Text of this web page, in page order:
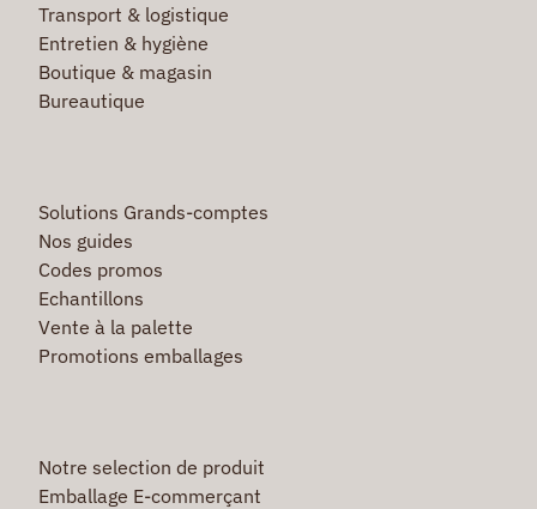
Transport & logistique
Entretien & hygiène
Boutique & magasin
Bureautique
Solutions Grands-comptes
Nos guides
Codes promos
Echantillons
Vente à la palette
Promotions emballages
Notre selection de produit
Emballage E-commerçant